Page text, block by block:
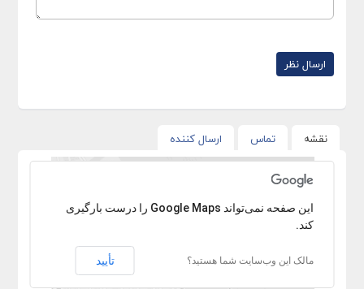
نقشه تماس ارسال کننده
با عرض پوزش آدرس پیدا نشد.‏‫این صفحه نمی‌تواند Google Maps را درست بارگیری
کند.
مالک این وب‌سایت شما هستید؟ تأیید